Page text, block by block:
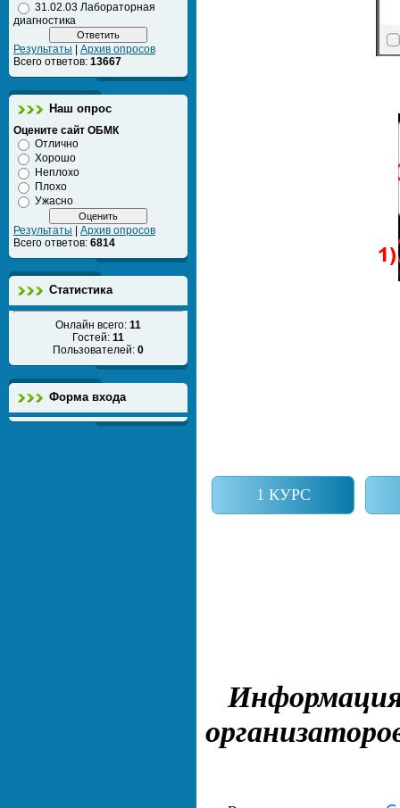
31.02.03 Лабораторная
диагностика
Результаты
Архив опросов
Всего ответов: 13667
Наш опрос
Оцените сайт ОБМК
Отлично
Хорошо
Неплохо
Плохо
Ужасно
Результаты
Архив опросов
Всего ответов: 6814
Статистика
Онлайн всего: 11
Гостей: 11
Пользователей: 0
Форма входа
1 КУРС